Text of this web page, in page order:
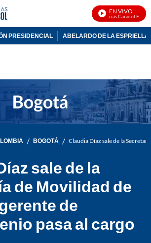
EN VIVO
Noticias Caracol En Vivo
PRESIDENCIAL ABELARDO DE LA ESPRIELLA
/ BOGOTÁ / Claudia Díaz sale de la
sale de la
de Movilidad de
de
pasa al cargo